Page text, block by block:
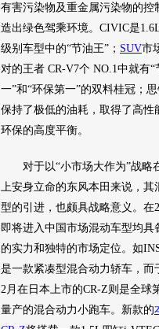
有害污染物及重金属污染物的控
造出绿色驾乘环境。 CIVIC是
级别车型中的“节油王”； SUV市
对的王者 CR-V7个 NO.1中就有“
一”和“环保第一”的双料桂冠；
保持了极低的油耗 ，取得了高性
环保的高度平衡。
对于以“小市场大作为”战略
上安身立命的东风本田 来说，其
型的引进，也颇具战略意义。在
即将进入中国市场混动车型均具
的实力和独特的市场定位。如
是一款紧凑型混合动力轿车，而
2月在日本上市的CR-Z则是全球
量产的混合动力小跑车。新款的